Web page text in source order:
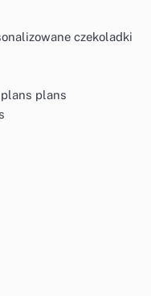
czekoladki
plans